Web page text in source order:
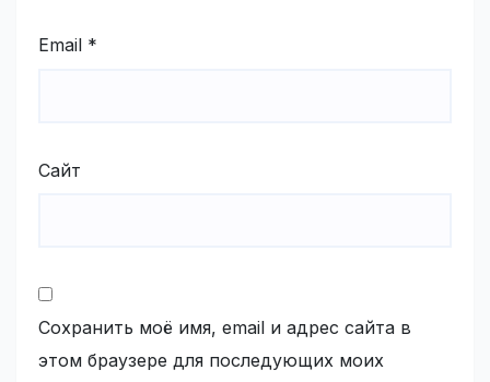
Email *
Сайт
Сохранить моё имя, email и адрес сайта в
этом браузере для последующих моих